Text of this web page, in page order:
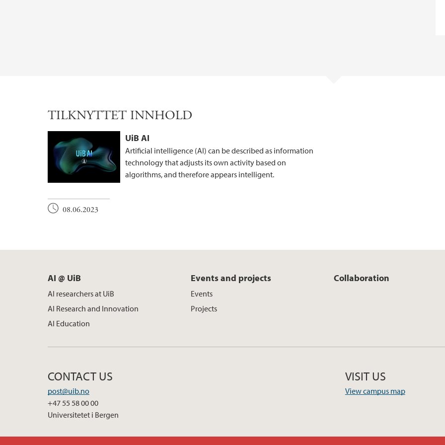
TILKNYTTET INNHOLD
UiB AI
Artificial intelligence (AI) can be described as information
technology that adjusts its own activity based on
algorithms, and therefore appears intelligent.
08.06.2023
AI @ UiB
AI researchers at UiB
AI Research and Innovation
AI Education
Events and projects
Events
Projects
Collaboration
CONTACT US
post@uib.no
+47 55 58 00 00
Universitetet i Bergen
VISIT US
View campus map